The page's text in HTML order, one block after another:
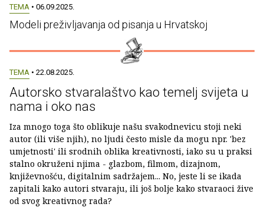
TEMA • 06.09.2025.
Modeli preživljavanja od pisanja u Hrvatskoj
TEMA • 22.08.2025.
Autorsko stvaralaštvo kao temelj svijeta u
nama i oko nas
Iza mnogo toga što oblikuje našu svakodnevicu stoji neki
autor (ili više njih), no ljudi često misle da mogu npr. 'bez
umjetnosti' ili srodnih oblika kreativnosti, iako su u praksi
stalno okruženi njima - glazbom, filmom, dizajnom,
književnošću, digitalnim sadržajem... No, jeste li se ikada
zapitali kako autori stvaraju, ili još bolje kako stvaraoci žive
od svog kreativnog rada?